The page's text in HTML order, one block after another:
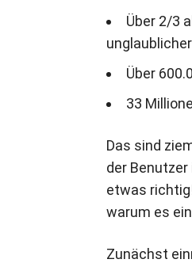
Über 2/3
Über
33
Das sind
der
etwas
warum es
Zunächst